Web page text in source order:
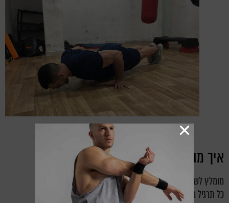
איך מומלץ לעבוד?
מומלץ לשלב 3-5 תרגילים נבחרים מהכתבה באימוני כוח שלכם.
כל תרגיל מומלץ לבצע 8-12 חזרות וכ-3-4 סטים כל תרגיל.